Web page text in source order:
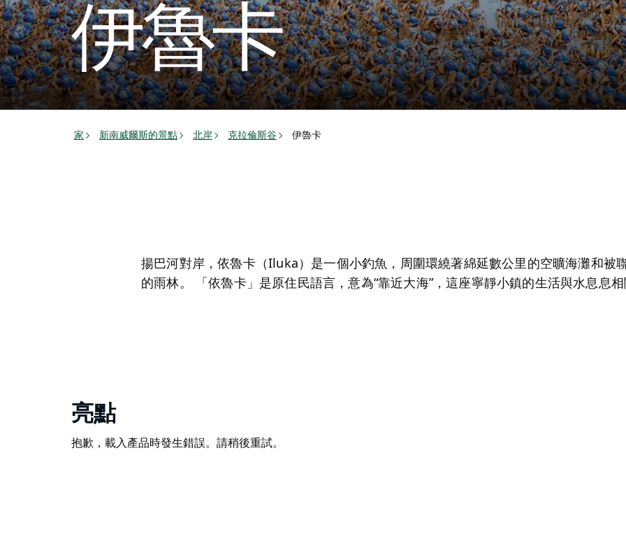
伊魯卡
家 新南威爾斯的景點 北岸 克拉倫斯谷 伊魯卡
揚巴河對岸，依魯卡（Iluka）是一個小釣魚，周圍環繞著綿延數公里的空曠海灘和被
的雨林。 「依魯卡」是原住民語言，意為“靠近大海”，這座寧靜小鎮的生活與水息息相
亮點
抱歉，載入產品時發生錯誤。請稍後重試。